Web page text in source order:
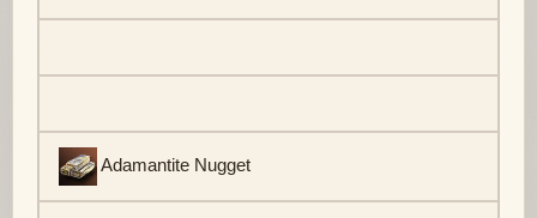
Adamantite Nugget